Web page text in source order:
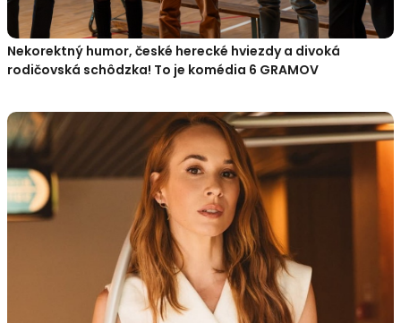
Nekorektný humor, české herecké hviezdy a divoká
rodičovská schôdzka! To je komédia 6 GRAMOV